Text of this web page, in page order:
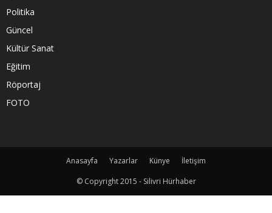
Politika
Güncel
Kültür Sanat
Eğitim
Röportaj
FOTO
Anasayfa Yazarlar Künye
İletişim
© Copyright 2015 - Silivri Hürhaber